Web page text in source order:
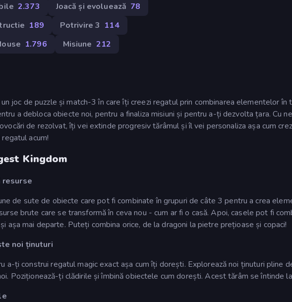
2.373 Joacă și evoluează 78
189 Potrivire 3 114
1.796 Misiune 212
joc de puzzle și match-3 în care îți creezi regatul prin combinarea elementelor în
a debloca obiecte noi, pentru a finaliza misiuni și pentru a-ți dezvolta țara. Cu
de rezolvat, îți vei extinde progresiv tărâmul și îl vei personaliza așa cum
acum!
Kingdom
resurse
de sute de obiecte care pot fi combinate în grupuri de câte 3 pentru a crea
brute care se transformă în ceva nou - cum ar fi o casă. Apoi, casele pot fi
așa mai departe. Puteți combina orice, de la dragoni la pietre prețioase și copaci!
noi ținuturi
ți construi regatul magic exact așa cum îți dorești. Explorează noi ținuturi pline
Poziționează-ți clădirile și îmbină obiectele cum dorești. Acest tărâm se întinde